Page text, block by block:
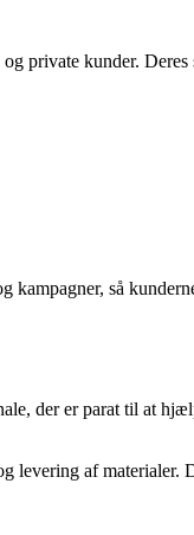
private kunder.
så
der er parat til at
af